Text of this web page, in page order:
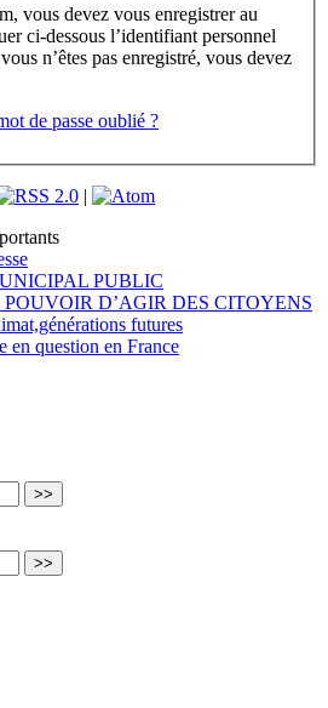
de passe oublié ?
|
PUBLIC
D’AGIR DES CITOYENS
futures
en question en France
>>
>>